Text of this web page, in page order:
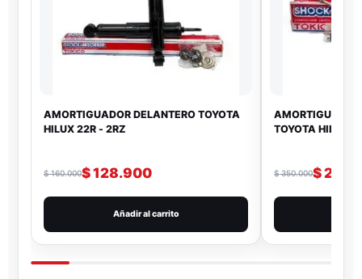
AMORTIGUADOR DELANTERO TOYOTA
HILUX 22R - 2RZ
$160.000$128.900
Añadir al carrito
TOYOTA HILUX
$350.000$